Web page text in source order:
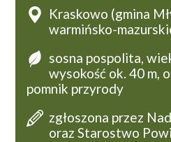
Kraskowo (gmina
warmińsko-
sosna pospolita,
wysokość ok. 40 m,
pomnik przyrody
zgłoszona przez
oraz Starostwo